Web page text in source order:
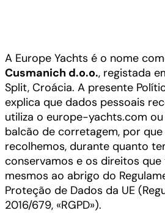
A Europe Yachts é o nome
Cusmanich d.o.o., registada
Split, Croácia. A presente
explica que dados pessoais
utiliza o europe-yachts.com
balcão de corretagem, por
recolhemos, durante quanto
conservamos e os direitos
mesmos ao abrigo do
Proteção de Dados da UE
2016/679, «RGPD»).